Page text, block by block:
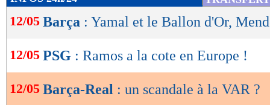
de
lecture
OK
12/05 Barça : Yamal et le Ballon d'Or,
12/05 PSG : Ramos a la cote en Europe !
12/05 Barça-Real : un scandale à la VAR ?